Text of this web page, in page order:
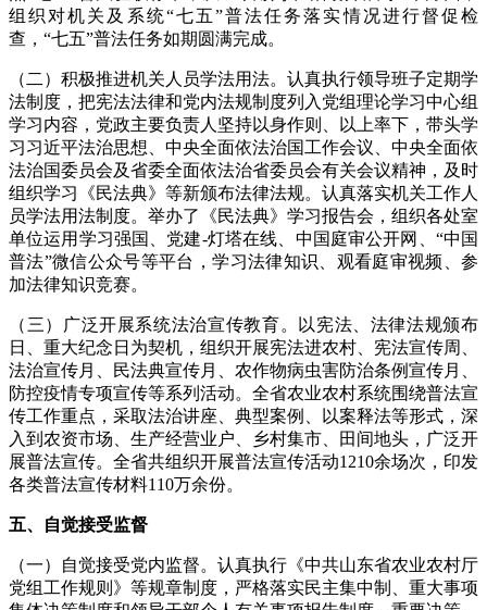
组织对机关及系统“七五”普法任务落实情况进行督促检
查，“七五”普法任务如期圆满完成。
（二）积极推进机关人员学法用法。认真执行领导班子定期学
法制度，把宪法法律和党内法规制度列入党组理论学习中心组
学习内容，党政主要负责人坚持以身作则、以上率下，带头学
习习近平法治思想、中央全面依法治国工作会议、中央全面依
法治国委员会及省委全面依法治省委员会有关会议精神，及时
组织学习《民法典》等新颁布法律法规。认真落实机关工作人
员学法用法制度。举办了《民法典》学习报告会，组织各处室
单位运用学习强国、党建-灯塔在线、中国庭审公开网、“中国
普法”微信公众号等平台，学习法律知识、观看庭审视频、参
加法律知识竞赛。
（三）广泛开展系统法治宣传教育。以宪法、法律法规颁布
日、重大纪念日为契机，组织开展宪法进农村、宪法宣传周、
法治宣传月、民法典宣传月、农作物病虫害防治条例宣传月、
防控疫情专项宣传等系列活动。全省农业农村系统围绕普法宣
传工作重点，采取法治讲座、典型案例、以案释法等形式，深
入到农资市场、生产经营业户、乡村集市、田间地头，广泛开
展普法宣传。全省共组织开展普法宣传活动1210余场次，印发
各类普法宣传材料110万余份。
五、自觉接受监督
（一）自觉接受党内监督。认真执行《中共山东省农业农村厅
党组工作规则》等规章制度，严格落实民主集中制、重大事项